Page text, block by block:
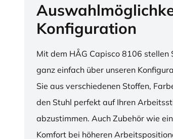
Konfiguration
Mit dem HÅG Capisco 8106 stellen
ganz einfach über unseren
Sie aus verschiedenen Stoffen,
den Stuhl perfekt auf Ihren
abzustimmen. Auch Zubehör wie
Komfort bei höheren